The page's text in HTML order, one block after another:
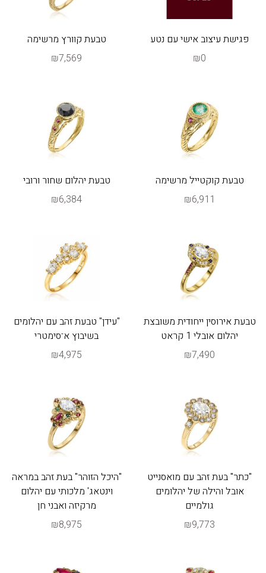
פגישת עיצוב אישי עם נטע
₪0
טבעת קוורץ מרשימה
₪7,569
טבעת קוקטייל מרשימה
₪6,911
טבעת יהלום שחור ורובי
₪6,384
טבעת אירוסין ייחודית משובצת
יהלום אובלי 1 קראט
₪7,490
"עידן" טבעת זהב עם יהלומים
בשיבוץ א־סימטרי
₪4,975
"כתר" בעת זהב עם מואסנייט
אובל והילה של יהלומים
גולמיים
₪9,773
"היכל הזוהר" בעת זהב במראה
וינטאג' מלכותי עם יהלום
מרקיזה ואבני חן
₪8,975